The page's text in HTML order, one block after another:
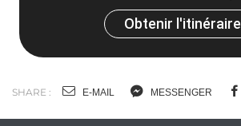
Obtenir l'itinéraire
SHARE : E-MAIL MESSENGER